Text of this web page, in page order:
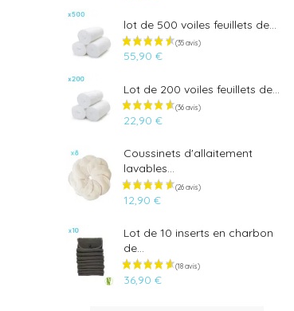
lot de 500 voiles feuillets de...
55,90 €
Lot de 200 voiles feuillets de...
22,90 €
Coussinets d'allaitement
lavables...
12,90 €
Lot de 10 inserts en charbon
de...
36,90 €